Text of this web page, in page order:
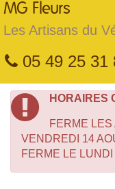
MG Fleurs
Les Artisans du
05 49 25 31
HORAIRES
FERME
VENDREDI 14
FERME LE LUNDI